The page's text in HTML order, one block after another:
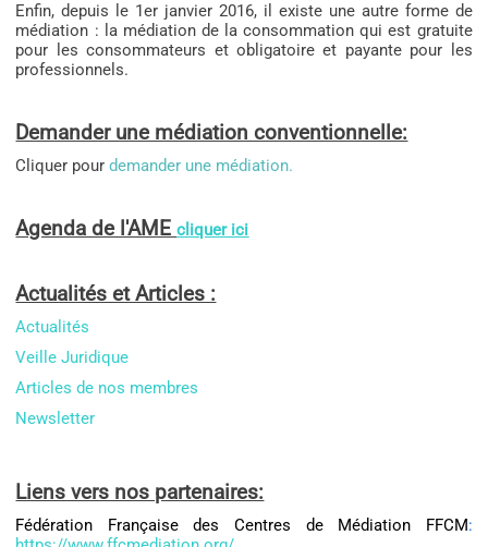
Enfin, depuis le 1er janvier 2016, il existe une autre forme de
médiation : la médiation de la consommation qui est gratuite
pour les consommateurs et obligatoire et payante pour les
professionnels.
Demander une médiation conventionnelle:
Cliquer pourdemander une médiation.
Agenda de l'AMEcliquer ici
Actualités et Articles :
Actualités
Veille Juridique
Articles de nos membres
Newsletter
Liens vers nos partenaires:
Fédération Française des Centres de Médiation FFCM: